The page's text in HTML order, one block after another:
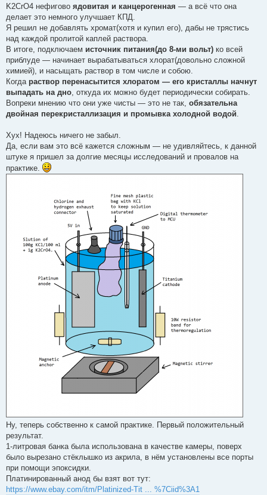
K2CrO4 нефигово ядовитая и канцерогенная — а всё что она
делает это немного улучшает КПД.
Я решил не добавлять хромат(хотя и купил его), дабы не трястись
над каждой пролитой каплей раствора.
В итоге, подключаем источник питания(до 8-ми вольт) ко всей
приблуде — начинает вырабатываться хлорат(довольно сложной
химией), и насыщать раствор в том числе и собою.
Когда раствор перенасытится хлоратом — его кристаллы начнут
выпадать на дно, откуда их можно будет периодически собирать.
Вопреки мнению что они уже чисты — это не так, обязательна
двойная перекристаллизация и промывка холодной водой.
Хух! Надеюсь ничего не забыл.
Да, если вам это всё кажется сложным — не удивляйтесь, к данной
штуке я пришел за долгие месяцы исследований и провалов на
практике.
Ну, теперь собственно к самой практике. Первый положительный
результат.
1-литровая банка была использована в качестве камеры, поверх
было вырезано стёклышко из акрила, в нём установлены все порты
при помощи эпоксидки.
Платинированный анод бы взят вот тут:
https://www.ebay.com/itm/Platinized-Tit ... %7Ciid%3A1